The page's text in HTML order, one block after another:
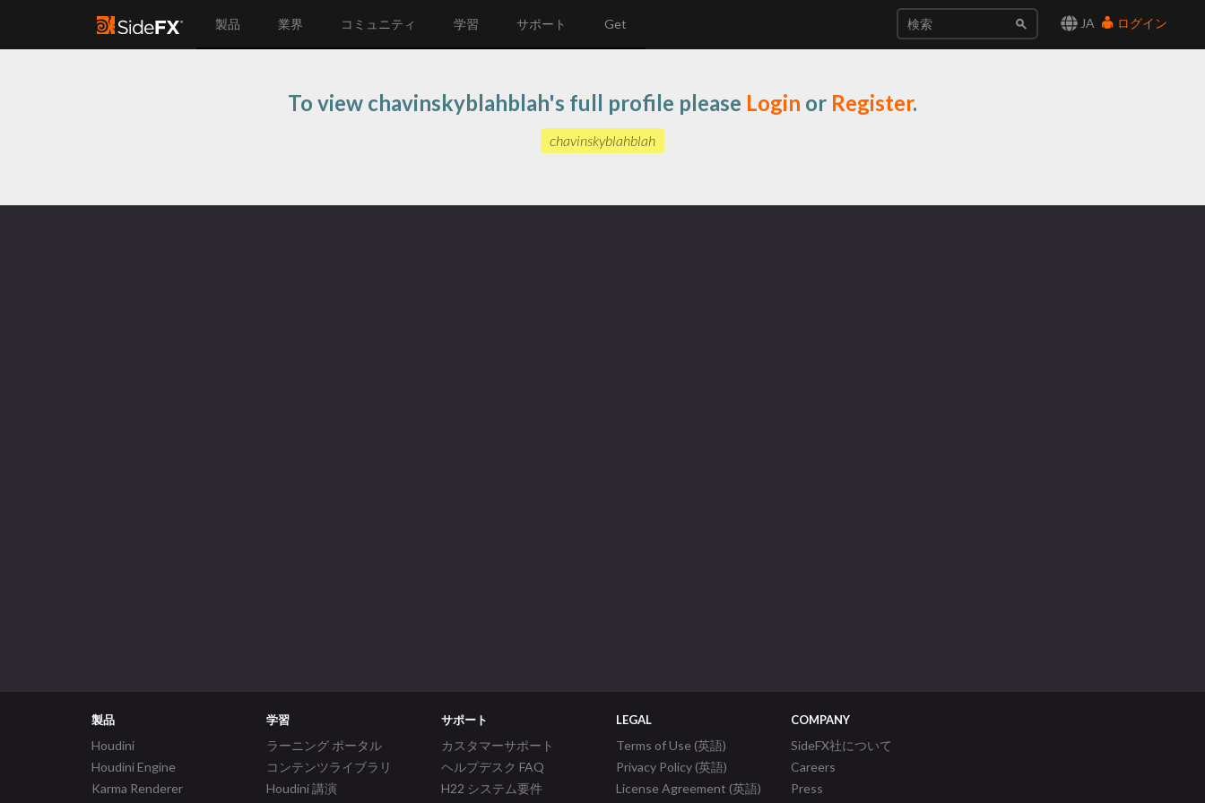
JA ログイン
製品 業界 コミュニティ 学習 サポート Get
To view chavinskyblahblah's full profile please Login or Register.
chavinskyblahblah
製品
Houdini
Houdini Engine
Karma Renderer
学習
ラーニング ポータル
コンテンツライブラリ
Houdini 講演
サポート
カスタマーサポート
ヘルプデスク FAQ
H22 システム要件
LEGAL
Terms of Use (英語)
Privacy Policy (英語)
License Agreement (英語)
COMPANY
SideFX社について
Careers
Press